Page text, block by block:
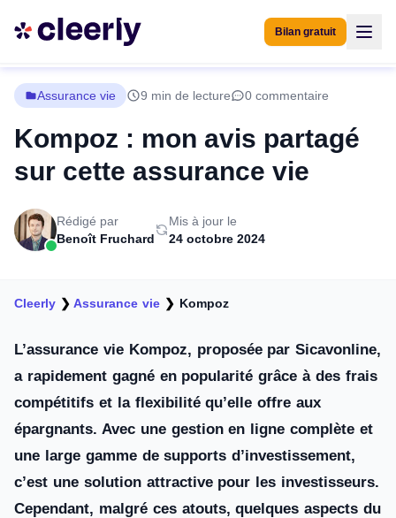
Bilan gratuit
Assurance vie 9 min de lecture 0 commentaire
Kompoz : mon avis partagé
sur cette assurance vie
Rédigé par
Benoît Fruchard
Mis à jour le
24 octobre 2024
Cleerly ❯Assurance vie ❯ Kompoz
L’assurance vie Kompoz, proposée par Sicavonline,
a rapidement gagné en popularité grâce à des frais
compétitifs et la flexibilité qu’elle offre aux
épargnants. Avec une gestion en ligne complète et
une large gamme de supports d’investissement,
c’est une solution attractive pour les investisseurs.
Cependant, malgré ces atouts, quelques aspects du